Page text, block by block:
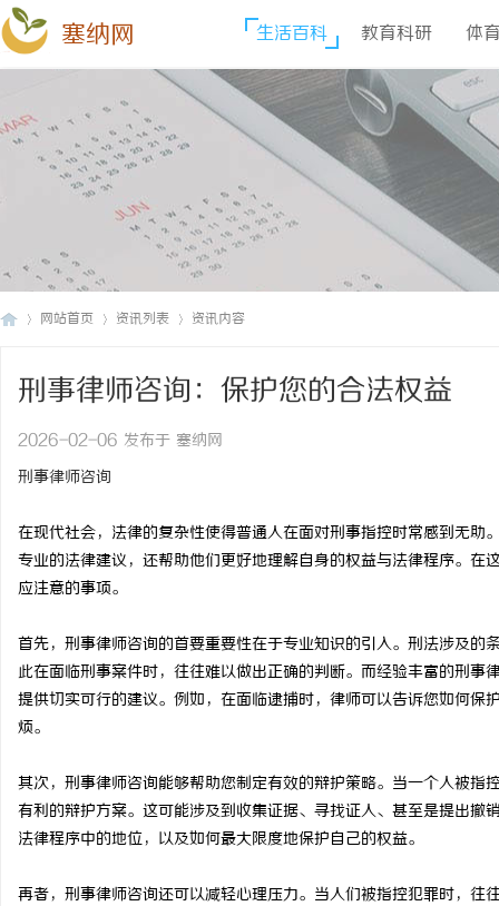
塞纳网 生活百科 教育科研 体
网站首页 资讯列表 资讯内容
刑事律师咨询：保护您的合法权益
2026-02-06 发布于 塞纳网
刑事律师咨询
在现代社会，法律的复杂性使得普通人在面对刑事指控时常感到无
专业的法律建议，还帮助他们更好地理解自身的权益与法律程序。
应注意的事项。
首先，刑事律师咨询的首要重要性在于专业知识的引入。刑法涉及
此在面临刑事案件时，往往难以做出正确的判断。而经验丰富的刑
提供切实可行的建议。例如，在面临逮捕时，律师可以告诉您如何
烦。
其次，刑事律师咨询能够帮助您制定有效的辩护策略。当一个人被
有利的辩护方案。这可能涉及到收集证据、寻找证人、甚至是提出
法律程序中的地位，以及如何最大限度地保护自己的权益。
再者，刑事律师咨询还可以减轻心理压力。当人们被指控犯罪时，